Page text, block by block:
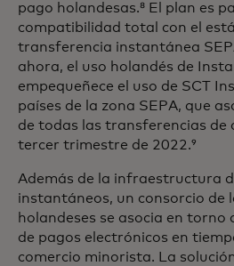
pago holandesas.⁸ El plan es
compatibilidad total con el
transferencia instantánea
ahora, el uso holandés de
empequeñece el uso de SCT
países de la zona SEPA, que
de todas las transferencias de
tercer trimestre de 2022.⁹
Además de la infraestructura
instantáneos, un consorcio de
holandeses se asocia en torno
de pagos electrónicos en
comercio minorista. La